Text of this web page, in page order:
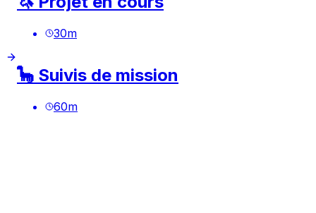
30m
🦕 Suivis de mission
60m